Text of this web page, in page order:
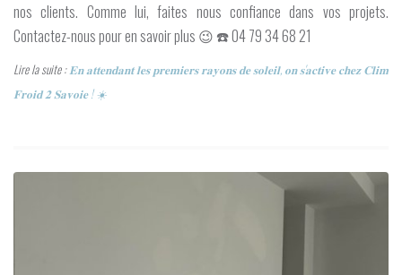
nos clients. Comme lui, faites nous confiance dans vos projets.
Contactez-nous pour en savoir plus 😉 ☎️ 04 79 34 68 21
Lire la suite :𝐄𝐧 𝐚𝐭𝐭𝐞𝐧𝐝𝐚𝐧𝐭 𝐥𝐞𝐬 𝐩𝐫𝐞𝐦𝐢𝐞𝐫𝐬 𝐫𝐚𝐲𝐨𝐧𝐬 𝐝𝐞 𝐬𝐨𝐥𝐞𝐢𝐥, 𝐨𝐧 𝐬'𝐚𝐜𝐭𝐢𝐯𝐞 𝐜𝐡𝐞𝐳 𝐂𝐥𝐢𝐦
𝐅𝐫𝐨𝐢𝐝 𝟐 𝐒𝐚𝐯𝐨𝐢𝐞 ! ☀️